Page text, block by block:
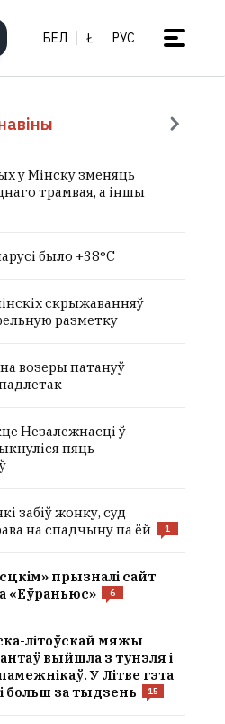
БЕЛ Ł РУС
у Мінску зменяць
трамвая, а іншы
было +38°C
скрыжаванняў
разметку
возеры патануў
Незалежнасці ў
пяць
забіў жонку, суд
на спадчыну па ёй
1
прызналі сайт
«Еўраньюс»
6
літоўскай мяжы
выйшла з тунэля і
У Літве гэта
больш за тыдзень
15